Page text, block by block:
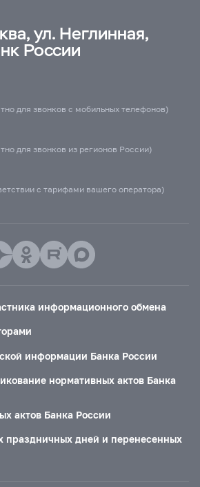
ул. Неглинная,
России
для звонков с мобильных телефонов)
для звонков из регионов России)
с тарифами вашего оператора)
информационного обмена
информации Банка России
нормативных актов Банка
актов Банка России
праздничных дней и перенесенных